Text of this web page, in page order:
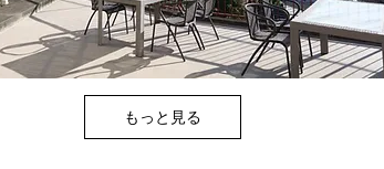
もっと見る